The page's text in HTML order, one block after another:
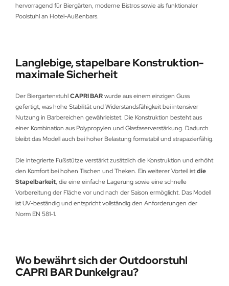
hervorragend für Biergärten, moderne Bistros sowie als funktionaler
Poolstuhl an Hotel-Außenbars.
Langlebige, stapelbare Konstruktion-
maximale Sicherheit
Der BiergartenstuhlCAPRI BARwurde aus einem einzigen Guss
gefertigt, was hohe Stabilität und Widerstandsfähigkeit bei intensiver
Nutzung in Barbereichen gewährleistet. Die Konstruktion besteht aus
einer Kombination aus Polypropylen und Glasfaserverstärkung. Dadurch
bleibt das Modell auch bei hoher Belastung formstabil und strapazierfähig.
Die integrierte Fußstütze verstärkt zusätzlich die Konstruktion und erhöht
den Komfort bei hohen Tischen und Theken. Ein weiterer Vorteil istdie
Stapelbarkeit, die eine einfache Lagerung sowie eine schnelle
Vorbereitung der Fläche vor und nach der Saison ermöglicht. Das Modell
ist UV-beständig und entspricht vollständig den Anforderungen der
Norm EN 581-1.
Wo bewährt sich der Outdoorstuhl
CAPRI BAR Dunkelgrau?